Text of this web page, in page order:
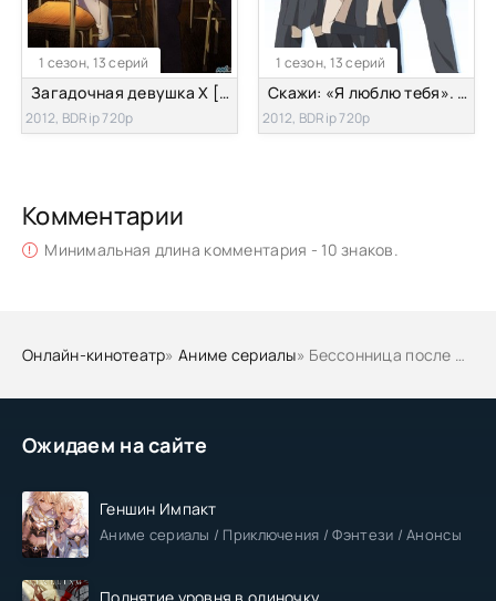
Ожидаем на сайте
Геншин Импакт
Аниме сериалы / Приключения / Фэнтези / Анонсы
1 сезон, 13 серий
Загадочная девушка Х [ТВ]
2012, BDRip 720p
1 сезон, 13 серий
Скажи: «Я люблю тебя». [ТВ]
2012, BDRip 720p
Комментарии
Минимальная длина комментария - 10 знаков.
Онлайн-кинотеатр»Аниме сериалы» Бессонница после школы